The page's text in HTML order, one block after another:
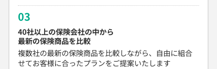
03
40社以上の保険会社の中から
最新の保険商品を比較
複数社の最新の保険商品を比較しながら、自由に組合
せてお客様に合ったプランをご提案いたします